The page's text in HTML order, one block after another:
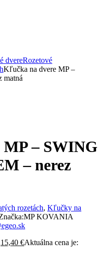
dvereRozetové
Kľučka na dvere MP –
matná
– SWING
– nerez
rozetách, Kľučky na
MP KOVANIA
15,40 €Aktuálna cena je: